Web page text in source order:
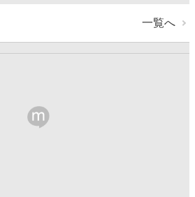
一覧へ